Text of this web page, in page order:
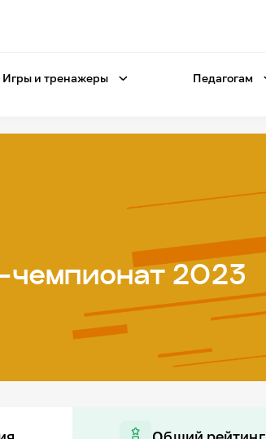
Игры и тренажеры Педагогам
чемпионат 2023